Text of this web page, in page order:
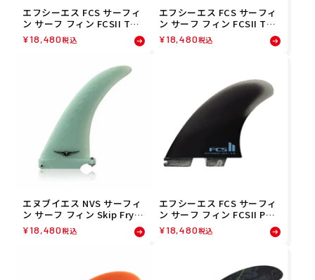
エフシーエス FCS サーフィ
ン サーフ フィン FCSII TOK
ORO TRI FINS L FWTL-PC0
1-LG-TSR
¥18,480税込
エフシーエス FCS サーフィ
ン サーフ フィン FCSII TOK
ORO TRI FINS M FWTM-PC
01-MD-TSR
¥18,480税込
エヌブイエス NVS サーフィ
ン サーフ フィン Skip Frye
9.25 Single Fin 05240004
¥18,480税込
エフシーエス FCS サーフィ
ン サーフ フィン FCSII PER
FORMER TWIN＋1PG FIN B
LK FPER-PG03-MD-TSR
¥18,480税込